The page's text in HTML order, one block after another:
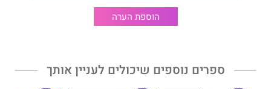
הוספת הערה
ספרים נוספים שיכולים לעניין אותך